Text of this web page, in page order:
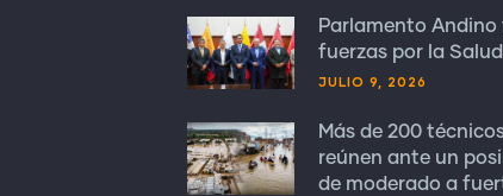
Parlamento Andino
fuerzas por la
JULIO 9, 2026
Más de 200
reúnen ante un
de moderado a